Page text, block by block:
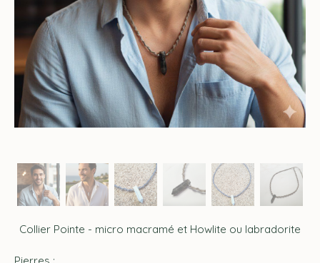
Collier Pointe - micro macramé et Howlite ou labradorite